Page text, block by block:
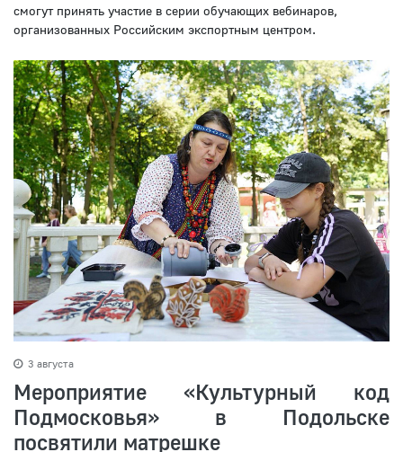
смогут принять участие в серии обучающих вебинаров,
организованных Российским экспортным центром.
3 августа
Мероприятие «Культурный код
Подмосковья» в Подольске
посвятили матрешке